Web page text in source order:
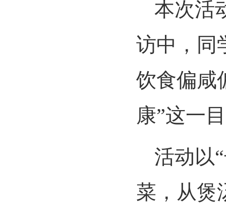
本次活
访中，同
饮食偏咸
康”这一
活动以“
菜，从煲